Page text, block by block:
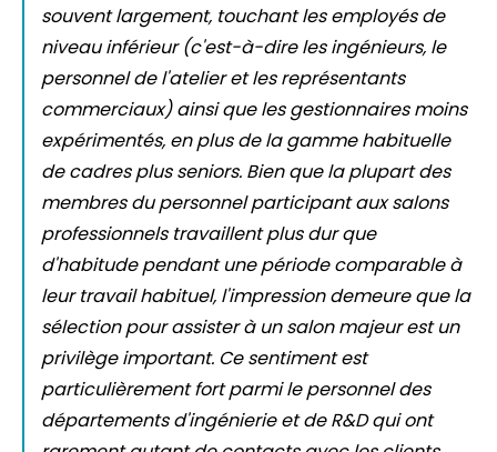
souvent largement, touchant les employés de
niveau inférieur (c'est-à-dire les ingénieurs, le
personnel de l'atelier et les représentants
commerciaux) ainsi que les gestionnaires moins
expérimentés, en plus de la gamme habituelle
de cadres plus seniors. Bien que la plupart des
membres du personnel participant aux salons
professionnels travaillent plus dur que
d'habitude pendant une période comparable à
leur travail habituel, l'impression demeure que la
sélection pour assister à un salon majeur est un
privilège important. Ce sentiment est
particulièrement fort parmi le personnel des
départements d'ingénierie et de R&D qui ont